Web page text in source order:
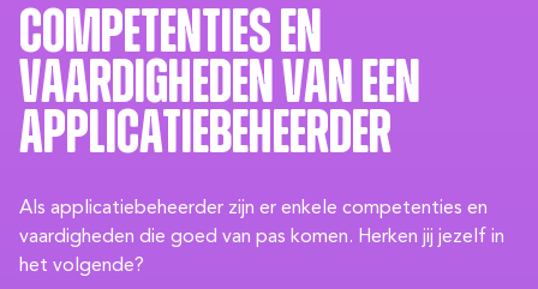
Competenties en
vaardigheden van een
applicatiebeheerder
Als applicatiebeheerder zijn er enkele competenties en
vaardigheden die goed van pas komen. Herken jij jezelf in
het volgende?